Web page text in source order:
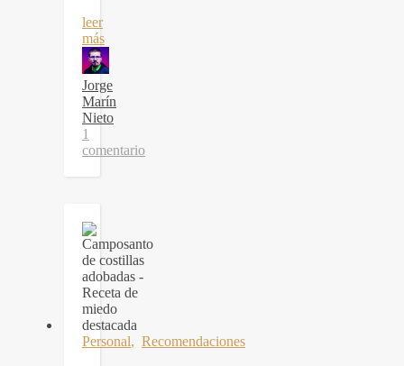
leer
más
Jorge
Marín
Nieto
1
comentario
Personal, Recomendaciones